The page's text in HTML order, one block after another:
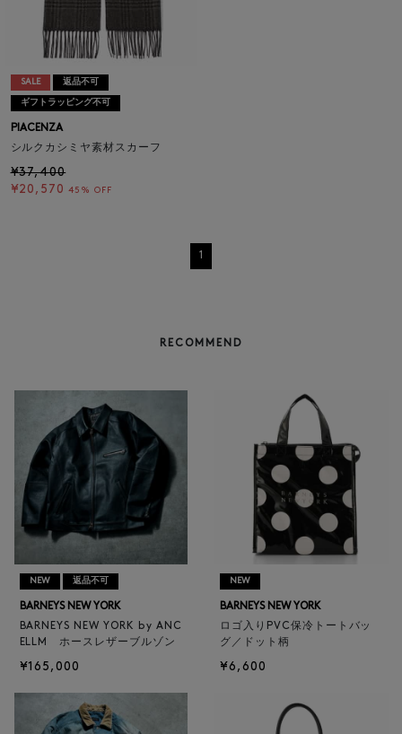
SALE 返品不可
ギフトラッピング不可
PIACENZA
シルクカシミヤ素材スカーフ
¥37,400
¥20,570 45% OFF
1
RECOMMEND
NEW 返品不可
BARNEYS NEW YORK
BARNEYS NEW YORK by ANC
ELLM ホースレザーブルゾン
¥165,000
NEW
BARNEYS NEW YORK
ロゴ入りPVC保冷トートバッ
グ／ドット柄
¥6,600